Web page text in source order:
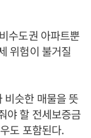
수도권 아파트뿐
위험이 불거질
비슷한 매물을 뜻
야 할 전세보증금
도 포함된다.